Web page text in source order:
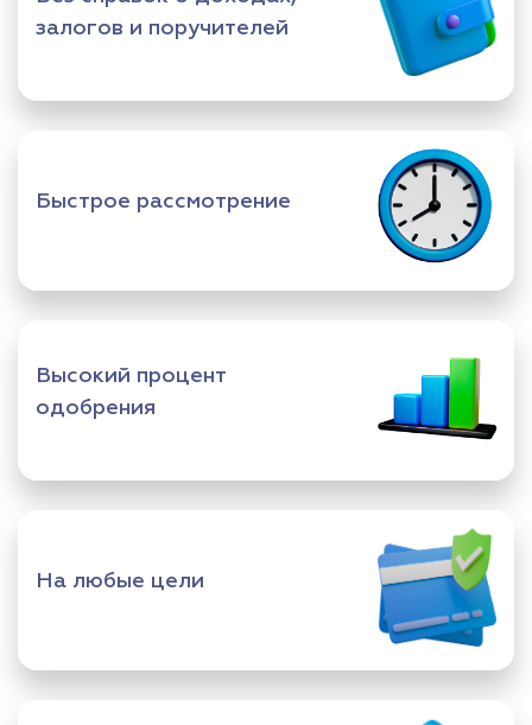
залогов и поручителей
Быстрое рассмотрение
Высокий процент
одобрения
На любые цели